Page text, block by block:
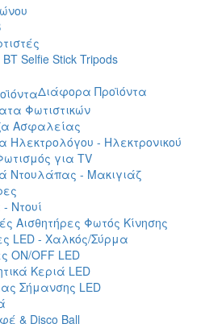
Selfie Stick Tripods
Διάφορα Προϊόντα
Φωτιστικών
Ασφαλείας
Ηλεκτρολόγου - Ηλεκτρονικού
για TV
Ντουλάπας - Μακιγιάζ
Ντουί
Αισθητήρες Φωτός Κίνησης
LED - Χαλκός/Σύρμα
ON/OFF LED
Κεριά LED
Σήμανσης LED
& Disco Ball